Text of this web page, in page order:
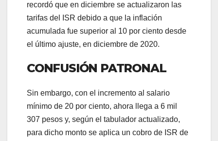
recordó que en diciembre se actualizaron las
tarifas del ISR debido a que la inflación
acumulada fue superior al 10 por ciento desde
el último ajuste, en diciembre de 2020.
CONFUSIÓN PATRONAL
Sin embargo, con el incremento al salario
mínimo de 20 por ciento, ahora llega a 6 mil
307 pesos y, según el tabulador actualizado,
para dicho monto se aplica un cobro de ISR de